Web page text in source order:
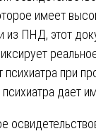
имеет
из ПНД, этот
психиатра при
дает